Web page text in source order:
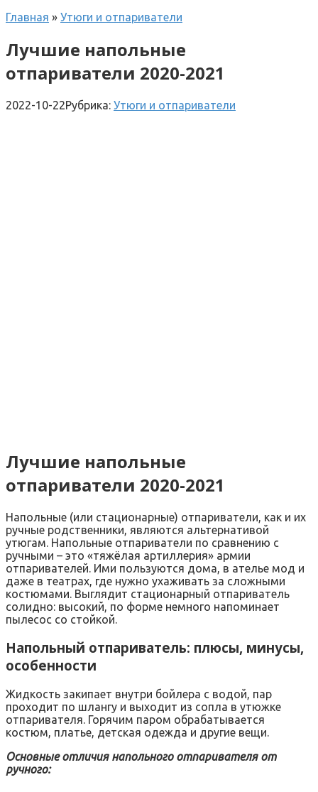
Главная » Утюги и отпариватели
Лучшие напольные
отпариватели 2020-2021
2022-10-22Рубрика: Утюги и отпариватели
Лучшие напольные
отпариватели 2020-2021
Напольные (или стационарные) отпариватели, как и их
ручные родственники, являются альтернативой
утюгам. Напольные отпариватели по сравнению с
ручными – это «тяжёлая артиллерия» армии
отпаривателей. Ими пользуются дома, в ателье мод и
даже в театрах, где нужно ухаживать за сложными
костюмами. Выглядит стационарный отпариватель
солидно: высокий, по форме немного напоминает
пылесос со стойкой.
Напольный отпариватель: плюсы, минусы,
особенности
Жидкость закипает внутри бойлера с водой, пар
проходит по шлангу и выходит из сопла в утюжке
отпаривателя. Горячим паром обрабатывается
костюм, платье, детская одежда и другие вещи.
Основные отличия напольного отпаривателя от
ручного: